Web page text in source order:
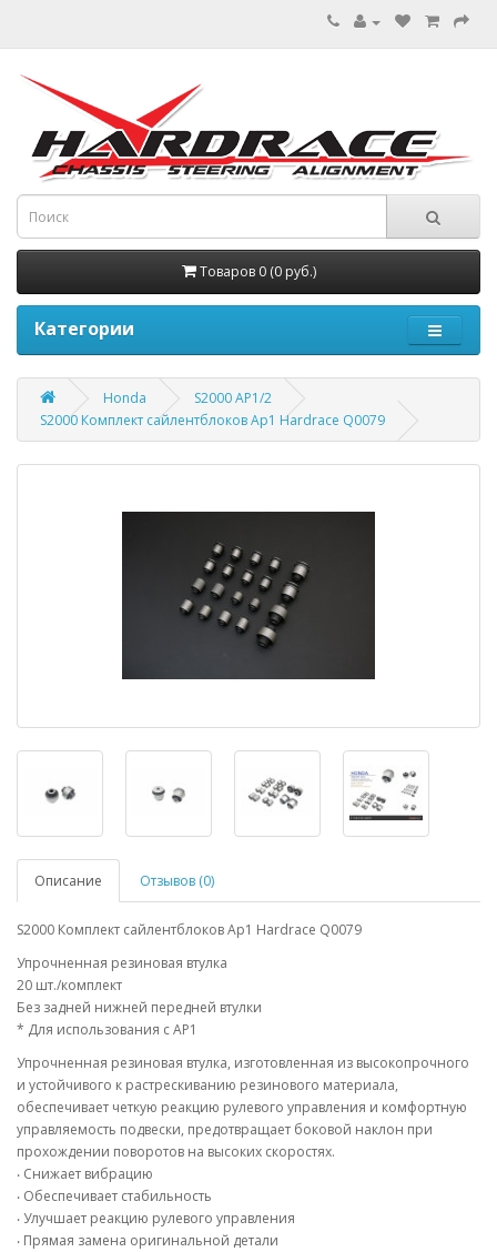
Товаров 0 (0 руб.)
Категории
Honda
S2000 AP1/2
S2000 Комплект сайлентблоков Ap1 Hardrace Q0079
Описание Отзывов (0)
S2000 Комплект сайлентблоков Ap1 Hardrace Q0079
Упрочненная резиновая втулка
20 шт./комплект
Без задней нижней передней втулки
* Для использования с AP1
Упрочненная резиновая втулка, изготовленная из высокопрочного
и устойчивого к растрескиванию резинового материала,
обеспечивает четкую реакцию рулевого управления и комфортную
управляемость подвески, предотвращает боковой наклон при
прохождении поворотов на высоких скоростях.
‧ Снижает вибрацию
‧ Обеспечивает стабильность
‧ Улучшает реакцию рулевого управления
‧ Прямая замена оригинальной детали